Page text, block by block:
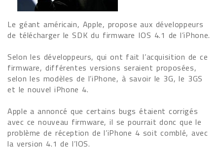
Le géant américain, Apple, propose aux développeurs
de télécharger le SDK du firmware IOS 4.1 de l’iPhone.
Selon les développeurs, qui ont fait l’acquisition de ce
firmware, différentes versions seraient proposées,
selon les modèles de l’iPhone, à savoir le 3G, le 3GS
et le nouvel iPhone 4.
Apple a annoncé que certains bugs étaient corrigés
avec ce nouveau firmware, il se pourrait donc que le
problème de réception de l’iPhone 4 soit comblé, avec
la version 4.1 de l’IOS.